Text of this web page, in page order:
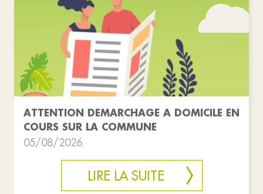
ATTENTION DEMARCHAGE A DOMICILE EN
COURS SUR LA COMMUNE
05/08/2026
LIRE LA SUITE